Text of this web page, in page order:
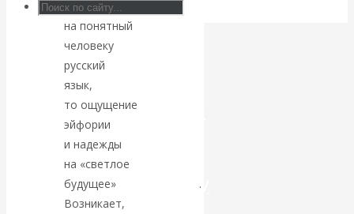
Искусственный
интеллект —
революционный
переход к
посткапитализму
переводить
на понятный
человеку
русский
язык,
то ощущение
эйфории
и надежды
на «светлое
будущее»
.
Возникает,